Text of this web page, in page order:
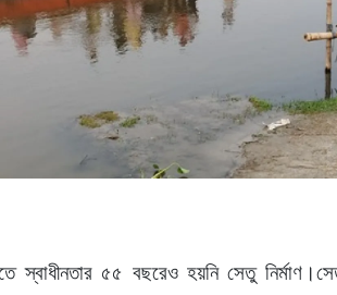
স্বাধীনতার ৫৫ বছরেও হয়নি সেতু